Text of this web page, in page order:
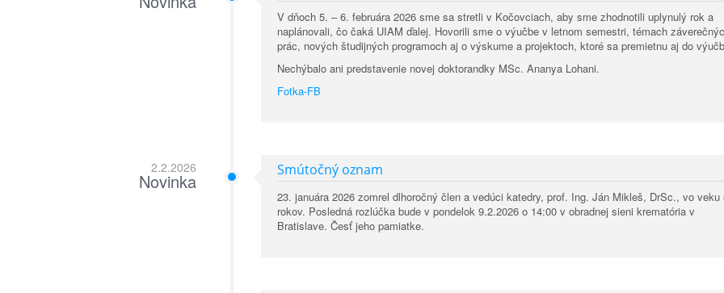
V dňoch 5. – 6. februára 2026 sme sa stretli v Kočovciach, aby sme zhodnotili uplynulý rok a
naplánovali, čo čaká UIAM ďalej. Hovorili sme o výučbe v letnom semestri, témach
prác, nových študijných programoch aj o výskume a projektoch, ktoré sa premietnu aj do
Nechýbalo ani predstavenie novej doktorandky MSc. Ananya Lohani.
Fotka-FB
2.2.2026
Novinka Smútočný oznam
23. januára 2026 zomrel dlhoročný člen a vedúci katedry, prof. Ing. Ján Mikleš, DrSc., vo veku
rokov. Posledná rozlúčka bude v pondelok 9.2.2026 o 14:00 v obradnej sieni krematória v
Bratislave. Česť jeho pamiatke.